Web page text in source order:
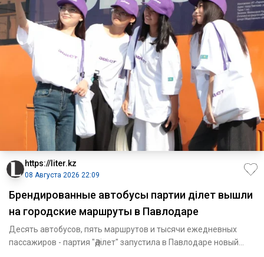
https://liter.kz
08 Августа 2026 22:09
Брендированные автобусы партии Әділет вышли
на городские маршруты в Павлодаре
Десять автобусов, пять маршрутов и тысячи ежедневных
пассажиров - партия "Әділет" запустила в Павлодаре новый